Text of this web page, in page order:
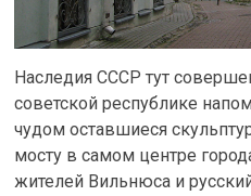
Наследия СССР тут
советской республике
чудом оставшиеся
мосту в самом центре
жителей Вильнюса и